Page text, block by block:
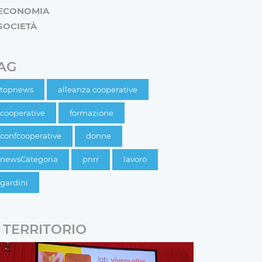
topnews alleanza cooperative
cooperative formazione
confcooperative donne
newsCategoria pnrr lavoro
gardini
TERRITORIO